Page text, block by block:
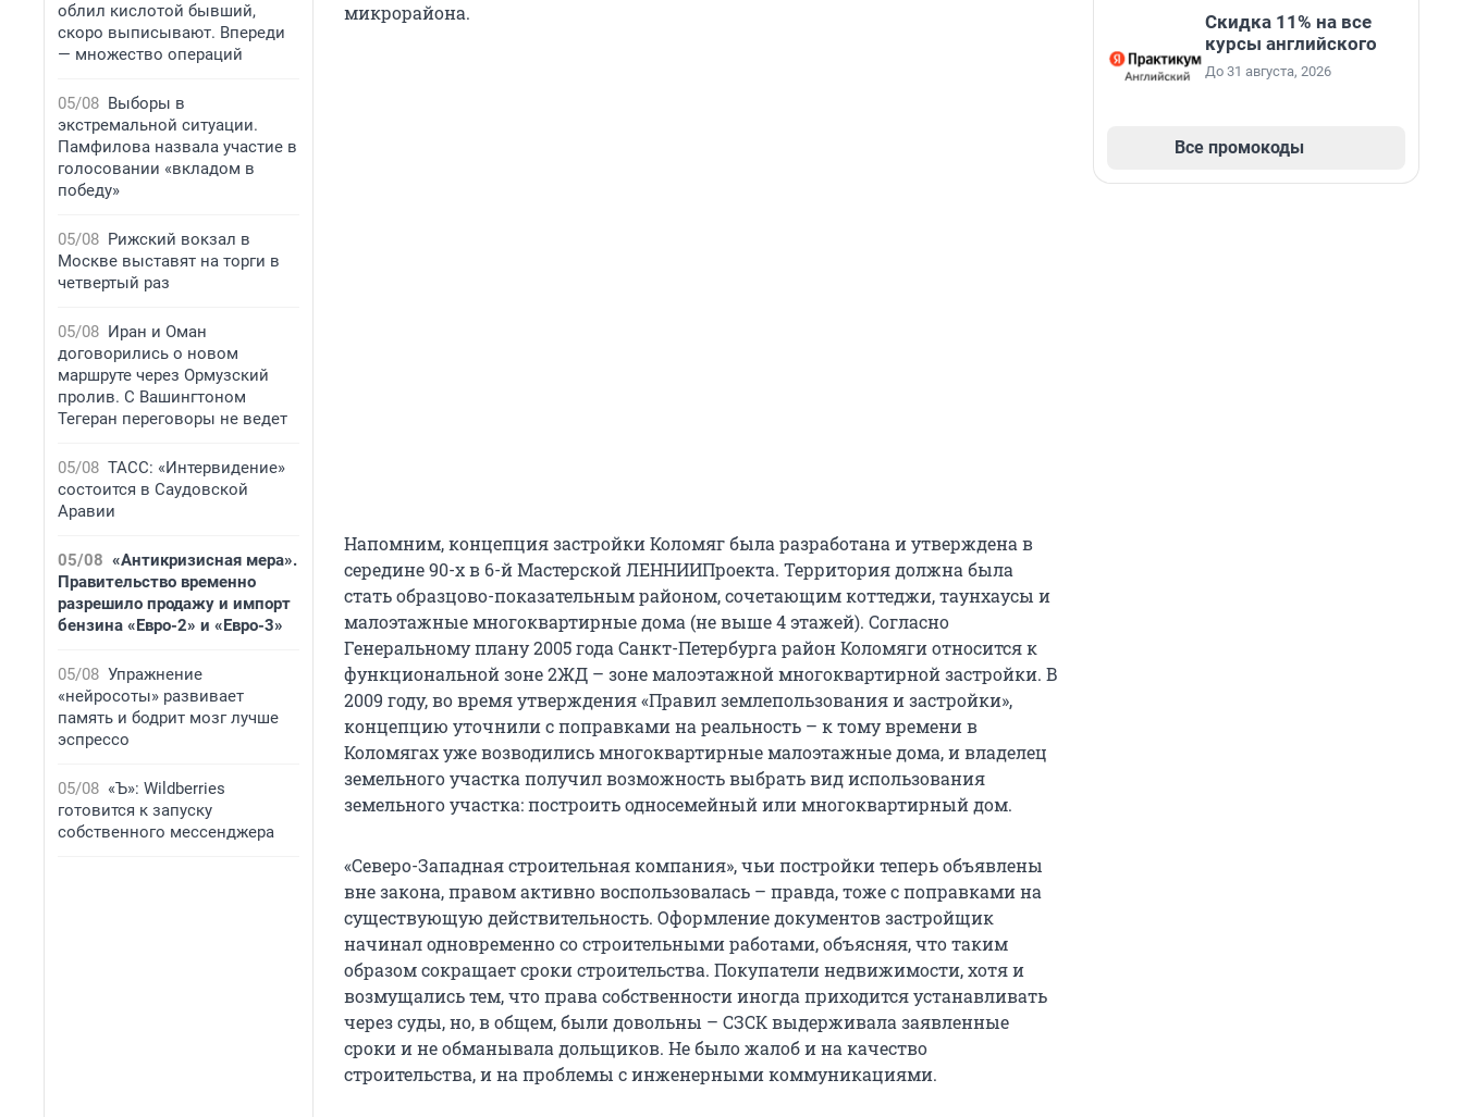
облил кислотой бывший,
скоро выписывают. Впереди
— множество операций
05/08 Выборы в
экстремальной ситуации.
Памфилова назвала участие в
голосовании «вкладом в
победу»
05/08 Рижский вокзал в
Москве выставят на торги в
четвертый раз
05/08 Иран и Оман
договорились о новом
маршруте через Ормузский
пролив. С Вашингтоном
Тегеран переговоры не ведет
05/08 ТАСС: «Интервидение»
состоится в Саудовской
Аравии
05/08 «Антикризисная мера».
Правительство временно
разрешило продажу и импорт
бензина «Евро-2» и «Евро-3»
05/08 Упражнение
«нейросоты» развивает
память и бодрит мозг лучше
эспрессо
05/08 «Ъ»: Wildberries
готовится к запуску
собственного мессенджера
микрорайона.
Напомним, концепция застройки Коломяг была разработана и утверждена в
середине 90-х в 6-й Мастерской ЛЕННИИПроекта. Территория должна была
стать образцово-показательным районом, сочетающим коттеджи, таунхаусы и
малоэтажные многоквартирные дома (не выше 4 этажей). Согласно
Генеральному плану 2005 года Санкт-Петербурга район Коломяги относится к
функциональной зоне 2ЖД – зоне малоэтажной многоквартирной застройки. В
2009 году, во время утверждения «Правил землепользования и застройки»,
концепцию уточнили с поправками на реальность – к тому времени в
Коломягах уже возводились многоквартирные малоэтажные дома, и владелец
земельного участка получил возможность выбрать вид использования
земельного участка: построить односемейный или многоквартирный дом.
«Северо-Западная строительная компания», чьи постройки теперь объявлены
вне закона, правом активно воспользовалась – правда, тоже с поправками на
существующую действительность. Оформление документов застройщик
начинал одновременно со строительными работами, объясняя, что таким
образом сокращает сроки строительства. Покупатели недвижимости, хотя и
возмущались тем, что права собственности иногда приходится устанавливать
через суды, но, в общем, были довольны – СЗСК выдерживала заявленные
сроки и не обманывала дольщиков. Не было жалоб и на качество
строительства, и на проблемы с инженерными коммуникациями.
Скидка 11% на все
курсы английского
До 31 августа, 2026
Все промокоды